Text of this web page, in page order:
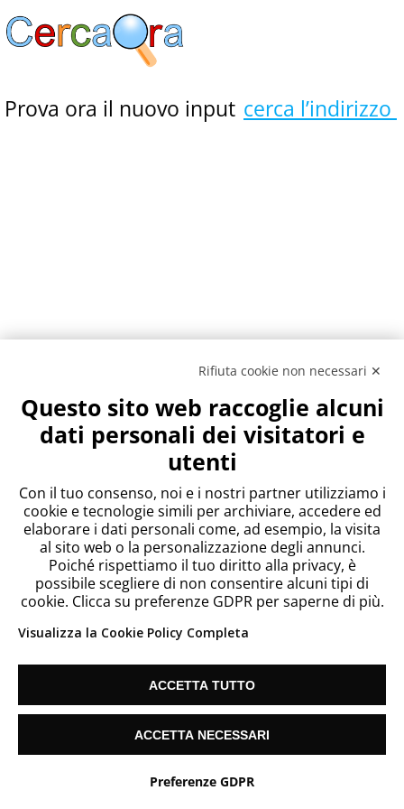
Prova ora il nuovo input cerca l’indirizzo
Hai bisogno di aiuto?
Rifiuta cookie non necessari ✕
Questo sito web raccoglie alcuni
dati personali dei visitatori e
utenti
Con il tuo consenso, noi e i nostri partner utilizziamo i
cookie e tecnologie simili per archiviare, accedere ed
elaborare i dati personali come, ad esempio, la visita
al sito web o la personalizzazione degli annunci.
Poiché rispettiamo il tuo diritto alla privacy, è
possibile scegliere di non consentire alcuni tipi di
cookie. Clicca su preferenze GDPR per saperne di più.
Visualizza la Cookie Policy Completa
ACCETTA TUTTO
ACCETTA NECESSARI
Preferenze GDPR